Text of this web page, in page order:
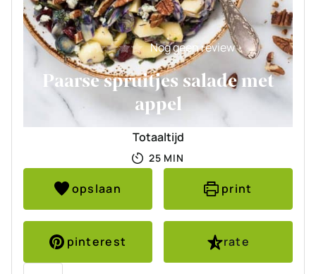
Nog geen review
Paarse spruitjes salade met
appel
Totaaltijd
25MINUTEN
MIN
opslaan print
pinterest
rate